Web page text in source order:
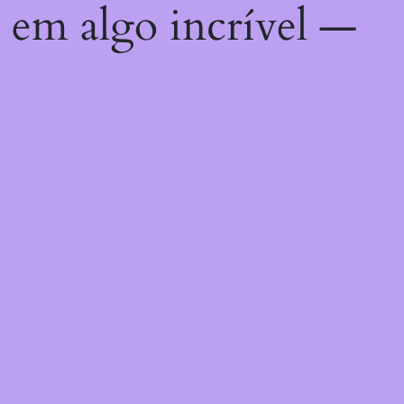
em algo incrível —